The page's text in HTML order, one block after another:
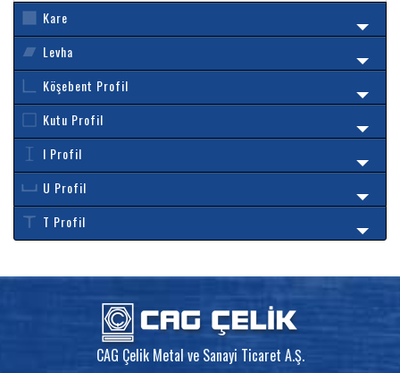
Kare
Levha
Köşebent Profil
Kutu Profil
I Profil
U Profil
T Profil
CAG Çelik Metal ve Sanayi Ticaret A.Ş.